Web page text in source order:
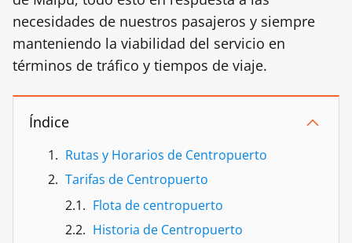
necesidades de nuestros pasajeros y siempre
manteniendo la viabilidad del servicio en
términos de tráfico y tiempos de viaje.
Índice
Rutas y Horarios de Centropuerto
Tarifas de Centropuerto
Flota de centropuerto
Historia de Centropuerto